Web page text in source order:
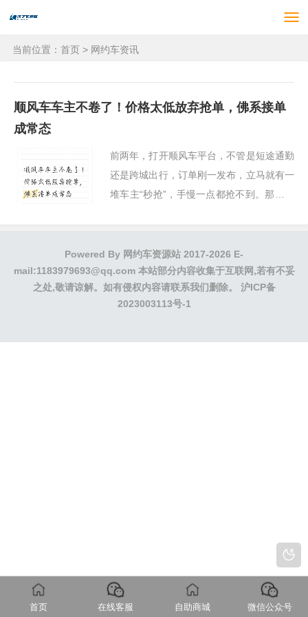
当前位置： 首页 > 网约车资讯
顺风车车主不卷了！价格太低放弃抢单，佛系接单
成常态
前两年，打开顺风车平台，不管是短途通勤
还是跨城出行，订单刚一发布，立马就有一
堆车主“秒抢”，手慢一点都抢不到。那时候
Powered By 网约车资源站 2017-2026 E-
mail:1183979693@qq.com 本站部分内容收集于互联网,若有不妥
之处,敬请谅解。如有侵权内容请联系我们删除。 沪ICP备
2023003113号-1
首页 在线客服 自助商城 微信公众号